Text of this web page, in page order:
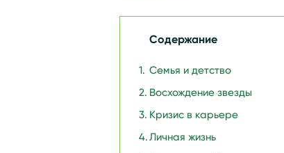
Содержание
Семья и детство
Восхождение звезды
Кризис в карьере
Личная жизнь